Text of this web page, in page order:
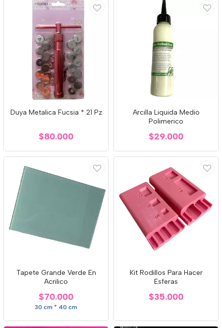
Duya Metalica Fucsia * 21 Pz
$80.000
Arcilla Liquida Medio
Polimerico
$29.000
Tapete Grande Verde En
Acrilico
$70.000
30 cm * 40 cm
Kit Rodillos Para Hacer
Esferas
$35.000